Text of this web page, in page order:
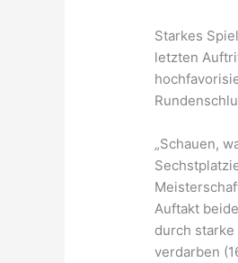
Starkes
letzten
„Schauen,
Auftakt
durch
verdarben